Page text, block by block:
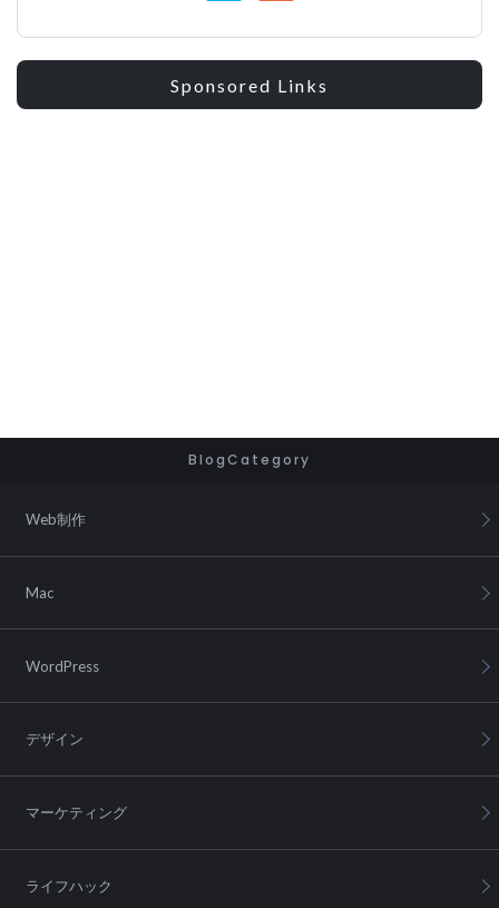
Sponsored Links
BlogCategory
Web制作
Mac
WordPress
デザイン
マーケティング
ライフハック